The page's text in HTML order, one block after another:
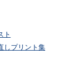
ト
しプリント集